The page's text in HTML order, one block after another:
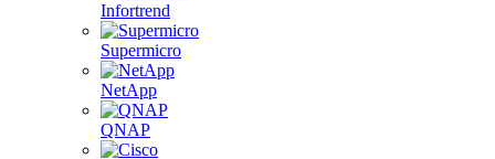
Infortrend
Supermicro
NetApp
QNAP